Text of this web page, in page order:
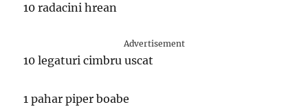
10 radacini hrean
Advertisement
10 legaturi cimbru uscat
1 pahar piper boabe